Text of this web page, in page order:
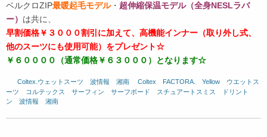
ベルクロZIP最暖起毛モデル・ 超伸縮保温モデル（全身NESLラバ
ー） は共に、
早割価格￥３０００割引に加えて、高機能インナー（取り外し式、
他のスーツにも使用可能）をプレゼント☆
￥６００００（通常価格￥６３０００）となります☆
Coltex.ウェットスーツ 波情報 湘南 Coltex FACTORA. Yellow
ウエットス
ーツ
コルテックス サーフィン サーフボード スチュアートスミス
ドリント
ン
波情報 湘南